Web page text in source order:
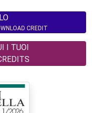
CREDIT
I TUOI